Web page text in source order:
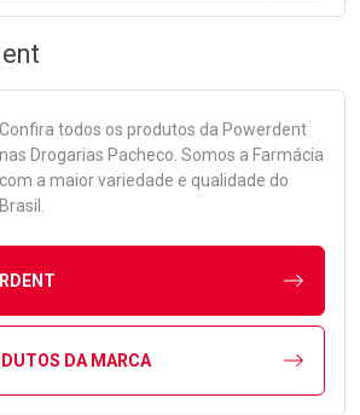
Confira todos os produtos da Powerdent
nas Drogarias Pacheco. Somos a Farmácia
com a maior variedade e qualidade do
Brasil.
DA MARCA